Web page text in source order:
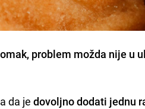
problem možda nije u
da je dovoljno dodati jednu